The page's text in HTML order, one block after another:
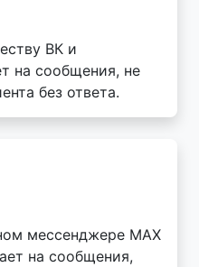
ВК и
на сообщения, не
без ответа.
мессенджере MAX
на сообщения,